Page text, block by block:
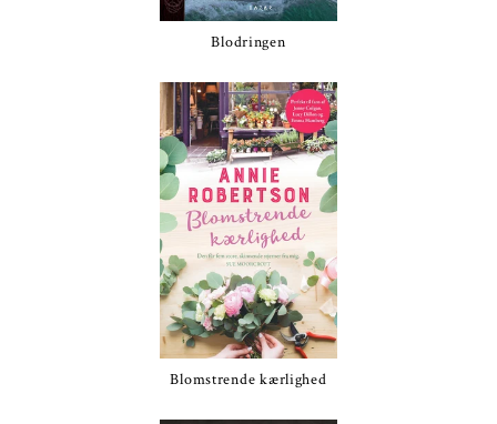
Blodringen
Blomstrende kærlighed